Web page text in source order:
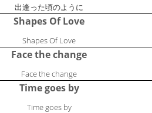
出逢った頃のように
Shapes Of Love
Shapes Of Love
Face the change
Face the change
Time goes by
Time goes by